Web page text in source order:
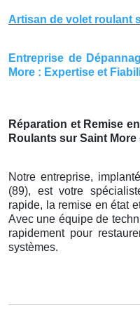
Artisan de volet roulant
Entreprise de
More : Expertise et
Réparation et Remise
Roulants sur Saint More
Notre entreprise,
(89), est votre
rapide, la remise en état
Avec une équipe de
rapidement pour
systèmes.